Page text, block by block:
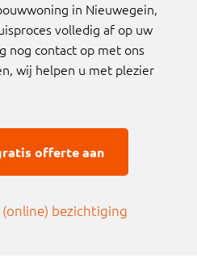
in Nieuwegein,
volledig af op uw
nog contact op met ons
wij helpen u met plezier
offerte aan
bezichtiging